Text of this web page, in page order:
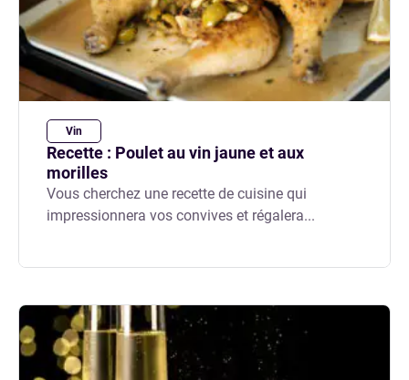
Vin
Recette : Poulet au vin jaune et aux
morilles
Vous cherchez une recette de cuisine qui
impressionnera vos convives et régalera...